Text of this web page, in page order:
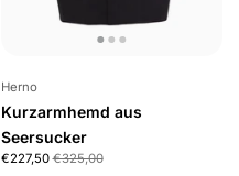
Herno
Kurzarmhemd aus
Seersucker
€227,50 €325,00